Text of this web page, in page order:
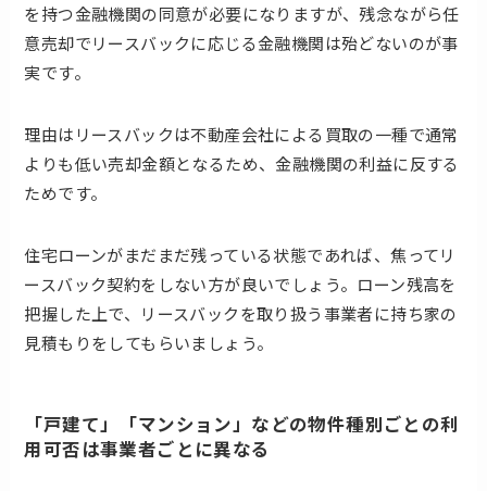
を持つ金融機関の同意が必要になりますが、残念ながら任
意売却でリースバックに応じる金融機関は殆どないのが事
実です。
理由はリースバックは不動産会社による買取の一種で通常
よりも低い売却金額となるため、金融機関の利益に反する
ためです。
住宅ローンがまだまだ残っている状態であれば、焦ってリ
ースバック契約をしない方が良いでしょう。ローン残高を
把握した上で、リースバックを取り扱う事業者に持ち家の
見積もりをしてもらいましょう。
「戸建て」「マンション」などの物件種別ごとの利
用可否は事業者ごとに異なる